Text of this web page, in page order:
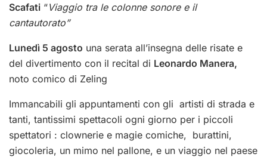
Scafati “Viaggio tra le colonne sonore e il
cantautorato”
Lunedì 5 agosto una serata all’insegna delle risate e
del divertimento con il recital di Leonardo Manera,
noto comico di Zeling
Immancabili gli appuntamenti con gli artisti di strada e
tanti, tantissimi spettacoli ogni giorno per i piccoli
spettatori : clownerie e magie comiche, burattini,
giocoleria, un mimo nel pallone, e un viaggio nel paese